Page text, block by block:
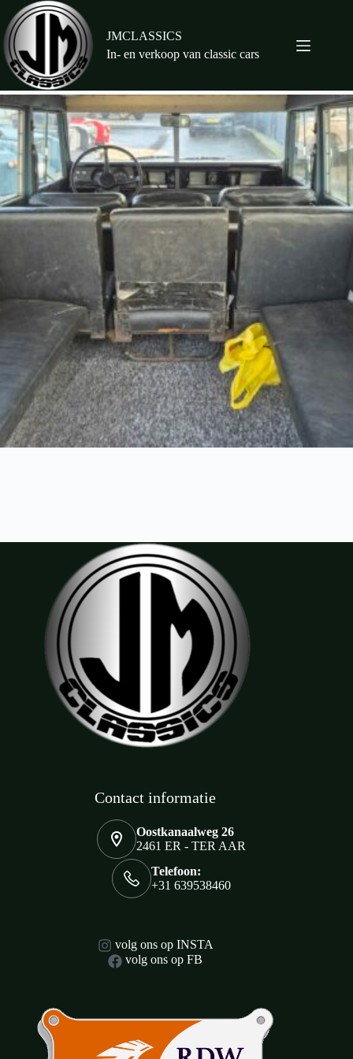
naar
de
inhoud
JMCLASSICS
In- en verkoop van classic cars
Contact informatie
Oostkanaalweg 26
2461 ER - TER AAR
Telefoon:
+31 639538460
volg ons op INSTA
volg ons op FB